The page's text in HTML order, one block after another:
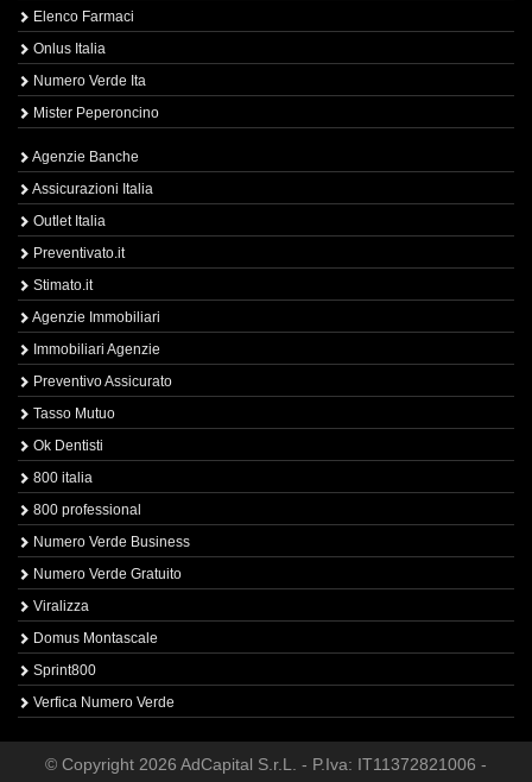
Elenco Farmaci
Onlus Italia
Numero Verde Ita
Mister Peperoncino
Agenzie Banche
Assicurazioni Italia
Outlet Italia
Preventivato.it
Stimato.it
Agenzie Immobiliari
Immobiliari Agenzie
Preventivo Assicurato
Tasso Mutuo
Ok Dentisti
800 italia
800 professional
Numero Verde Business
Numero Verde Gratuito
Viralizza
Domus Montascale
Sprint800
Verfica Numero Verde
© Copyright 2026 AdCapital S.r.L. - P.Iva: IT11372821006 -